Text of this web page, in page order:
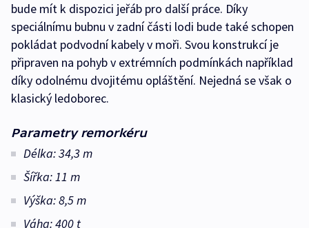
bude mít k dispozici jeřáb pro další práce. Díky
speciálnímu bubnu v zadní části lodi bude také schopen
pokládat podvodní kabely v moři. Svou konstrukcí je
připraven na pohyb v extrémních podmínkách například
díky odolnému dvojitému opláštění. Nejedná se však o
klasický ledoborec.
Parametry remorkéru
Délka: 34,3 m
Šířka: 11 m
Výška: 8,5 m
Váha: 400 t